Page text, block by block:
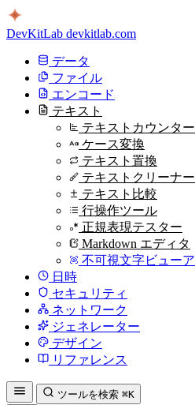
DevKitLab devkitlab.com
データ
ファイル
エンコード
テキスト
テキストカウンター
ケース変換
テキスト置換
テキストクリーナー
テキスト比較
行操作ツール
正規表現テスター
Markdown エディタ
不可視文字ビューア
日時
セキュリティ
ネットワーク
ジェネレーター
デザイン
リファレンス
ツールを検索 ⌘K